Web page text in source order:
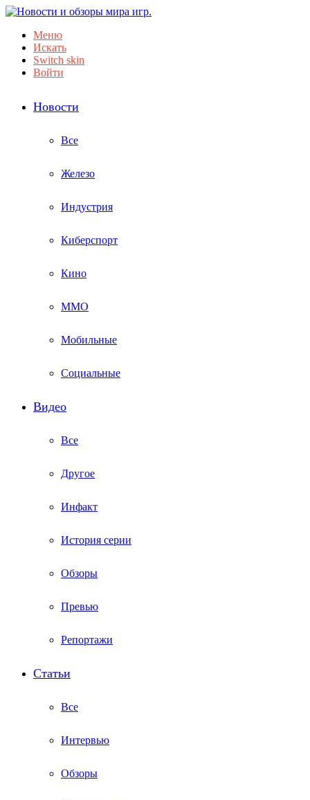
Меню
Искать
Switch skin
Войти
Новости
Все
Железо
Индустрия
Киберспорт
Кино
ММО
Мобильные
Социальные
Видео
Все
Другое
Инфакт
История серии
Обзоры
Превью
Репортажи
Статьи
Все
Интервью
Обзоры